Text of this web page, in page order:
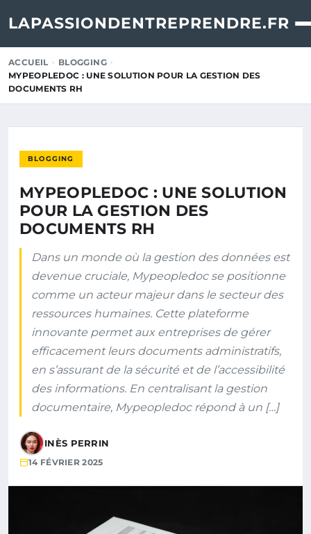
LAPASSIONDENTREPRENDRE.FR
ACCUEIL
BLOGGING
MYPEOPLEDOC : UNE SOLUTION POUR LA GESTION DES
DOCUMENTS RH
BLOGGING
MYPEOPLEDOC : UNE SOLUTION
POUR LA GESTION DES
DOCUMENTS RH
Dans un monde où la gestion des données est
devenue cruciale, Mypeopledoc se positionne
comme un acteur majeur dans le secteur des
ressources humaines. Cette plateforme
innovante permet aux entreprises de gérer
efficacement leurs documents administratifs,
en s’assurant de la sécurité et de l’accessibilité
des informations. En centralisant la gestion
documentaire, Mypeopledoc répond à un […]
INÈS PERRIN
14 FÉVRIER 2025